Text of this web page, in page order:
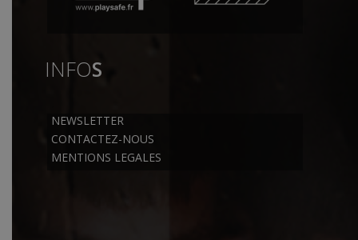
INFOS
NEWSLETTER
CONTACTEZ-NOUS
MENTIONS LEGALES